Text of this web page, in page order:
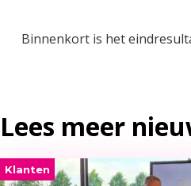
Binnenkort is het
Lees meer
Klanten